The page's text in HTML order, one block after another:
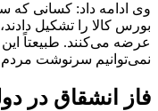
وی ادامه داد: کسانی که
بورس کالا را تشکیل
عرضه می‌کنند. طبیعتاً
نمی‌توانیم سرنوشت مردم
فاز انشقاق در